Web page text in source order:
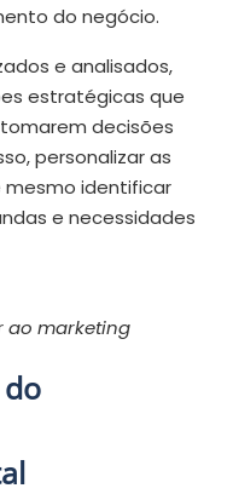
do negócio.
e analisados,
estratégicas que
decisões
personalizar as
mesmo identificar
e necessidades
ao marketing